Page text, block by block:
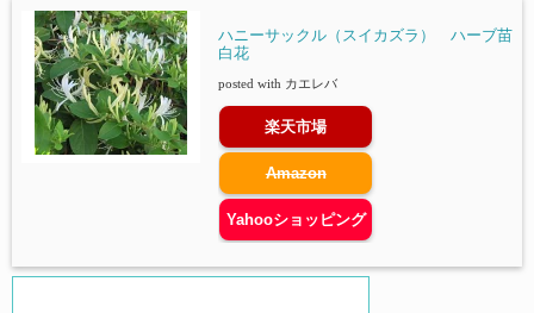
ハニーサックル（スイカズラ） ハーブ苗
白花
posted with カエレバ
楽天市場
Amazon
Yahooショッピング